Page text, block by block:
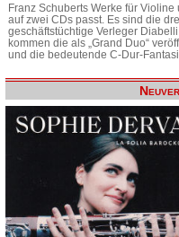
Franz Schuberts Werke für
auf zwei CDs passt. Es sind die
geschäftstüchtige Verleger
kommen die als „Grand Duo“
und die bedeutende C-Dur-